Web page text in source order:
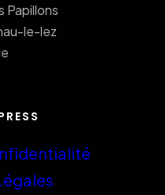
Papillons
le-lez